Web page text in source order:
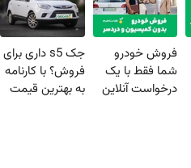
فروش خودرو
شما فقط با یک
درخواست آنلاین
جک s5 داری برای
فروش؟ با کارنامه
به بهترین قیمت